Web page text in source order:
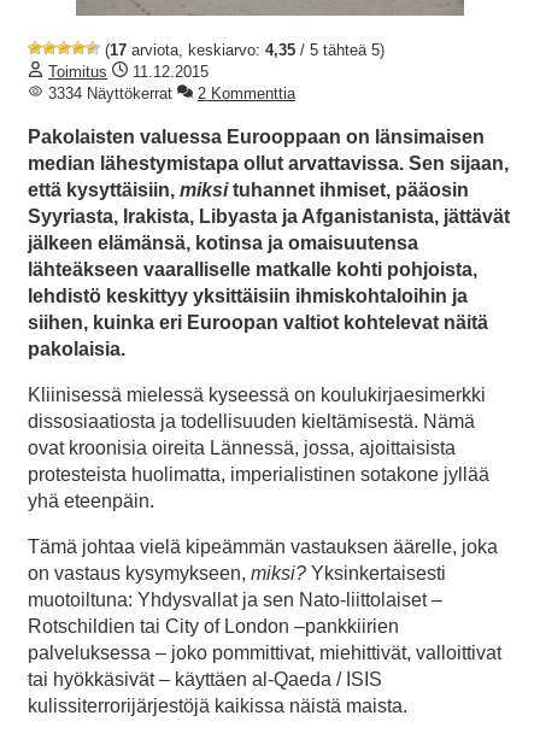
(17 arviota, keskiarvo: 4,35 / 5 tähteä 5)
Toimitus
11.12.2015
3334 Näyttökerrat
2 Kommenttia
Pakolaisten valuessa Eurooppaan on länsimaisen
median lähestymistapa ollut arvattavissa. Sen sijaan,
että kysyttäisiin, miksituhannet ihmiset, pääosin
Syyriasta, Irakista, Libyasta ja Afganistanista, jättävät
jälkeen elämänsä, kotinsa ja omaisuutensa
lähteäkseen vaaralliselle matkalle kohti pohjoista,
lehdistö keskittyy yksittäisiin ihmiskohtaloihin ja
siihen, kuinka eri Euroopan valtiot kohtelevat näitä
pakolaisia.
Kliinisessä mielessä kyseessä on koulukirjaesimerkki
dissosiaatiosta ja todellisuuden kieltämisestä. Nämä
ovat kroonisia oireita Lännessä, jossa, ajoittaisista
protesteista huolimatta, imperialistinen sotakone jyllää
yhä eteenpäin.
Tämä johtaa vielä kipeämmän vastauksen äärelle, joka
on vastaus kysymykseen, miksi? Yksinkertaisesti
muotoiltuna: Yhdysvallat ja sen Nato-liittolaiset –
Rotschildien tai City of London –pankkiirien
palveluksessa – joko pommittivat, miehittivät, valloittivat
tai hyökkäsivät – käyttäen al-Qaeda / ISIS
kulissiterrorijärjestöjä kaikissa näistä maista.